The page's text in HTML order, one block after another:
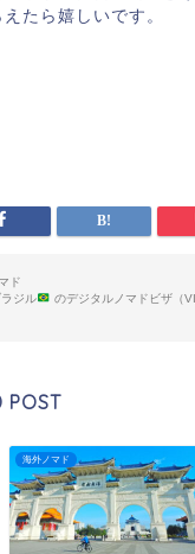
たら嬉しいです。
ド
ラジル
のデジタルノマドビザ（
POST
海外ノマド